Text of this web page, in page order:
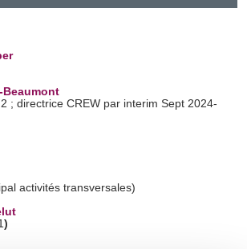
Beaumont
; directrice CREW par interim Sept 2024-
activités transversales)
)